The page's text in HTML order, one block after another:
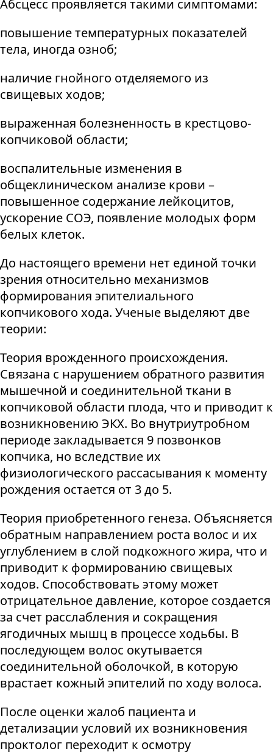
Абсцесс проявляется такими симптомами:
повышение температурных показателей
тела, иногда озноб;
наличие гнойного отделяемого из
свищевых ходов;
выраженная болезненность в крестцово-
копчиковой области;
воспалительные изменения в
общеклиническом анализе крови –
повышенное содержание лейкоцитов,
ускорение СОЭ, появление молодых форм
белых клеток.
До настоящего времени нет единой точки
зрения относительно механизмов
формирования эпителиального
копчикового хода. Ученые выделяют две
теории:
Теория врожденного происхождения.
Связана с нарушением обратного развития
мышечной и соединительной ткани в
копчиковой области плода, что и приводит к
возникновению ЭКХ. Во внутриутробном
периоде закладывается 9 позвонков
копчика, но вследствие их
физиологического рассасывания к моменту
рождения остается от 3 до 5.
Теория приобретенного генеза. Объясняется
обратным направлением роста волос и их
углублением в слой подкожного жира, что и
приводит к формированию свищевых
ходов. Способствовать этому может
отрицательное давление, которое создается
за счет расслабления и сокращения
ягодичных мышц в процессе ходьбы. В
последующем волос окутывается
соединительной оболочкой, в которую
врастает кожный эпителий по ходу волоса.
После оценки жалоб пациента и
детализации условий их возникновения
проктолог переходит к осмотру